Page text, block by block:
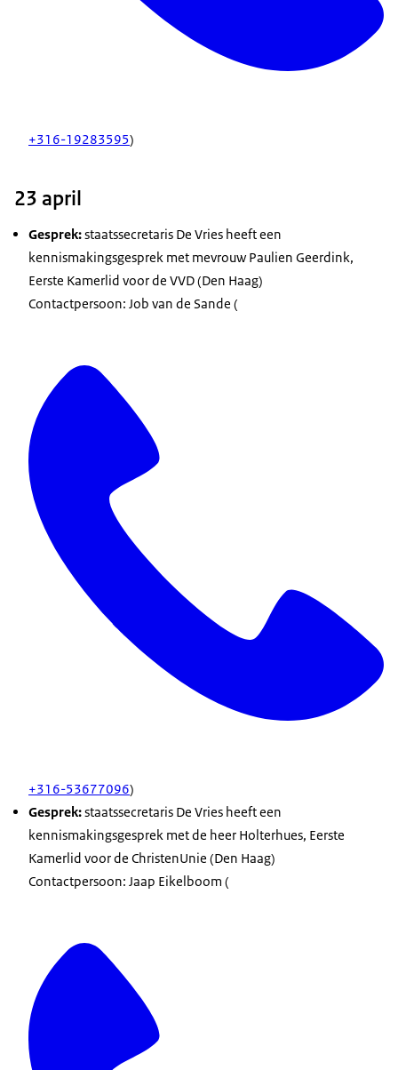
+316-19283595)
23 april
Gesprek:staatssecretaris De Vries heeft een
kennismakingsgesprek met mevrouw Paulien Geerdink,
Eerste Kamerlid voor de VVD (Den Haag)
Contactpersoon: Job van de Sande (
+316-53677096)
Gesprek:staatssecretaris De Vries heeft een
kennismakingsgesprek met de heer Holterhues, Eerste
Kamerlid voor de ChristenUnie (Den Haag)
Contactpersoon: Jaap Eikelboom (